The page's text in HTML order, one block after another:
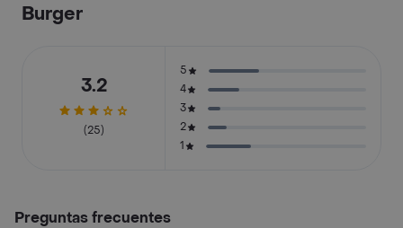
Burger
3.2
(25)
5
4
3
2
1
Preguntas frecuentes